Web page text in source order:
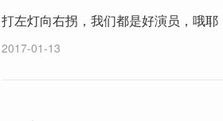
打左灯向右拐，我们都是好演员，哦耶
2017-01-13